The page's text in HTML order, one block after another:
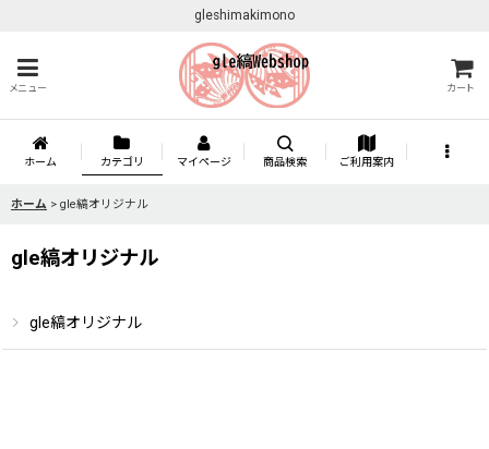
gleshimakimono
メニュー カート
ホーム カテゴリ マイページ 商品検索 ご利用案内
ホーム > gle縞オリジナル
gle縞オリジナル
gle縞オリジナル